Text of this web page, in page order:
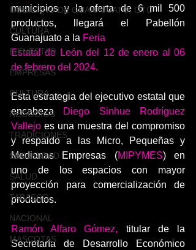
GOBIERNO DE GUANAJUATO, GTO
CULTURA
BIENESTAR
EMPRESAS
CULTURA
NEGOCIOS
TRADICIONES
SEGURIDAD
SALUD
TABASCO
NACIONAL
MASCOTAS
municipios y la oferta de 6 mil 500
productos, llegará el Pabellón
Guanajuato a la Feria
Estatal de León del 12 de enero al 06
de febrero del 2024.
Esta estrategia del ejecutivo estatal que
encabeza Diego Sinhue Rodríguez
Vallejo es una muestra del compromiso
y respaldo a las Micro, Pequeñas y
Medianas Empresas (MIPYMES) en
uno de los espacios con mayor
proyección para comercialización de
productos.
Ramón Alfaro Gómez, titular de la
Secretaría de Desarrollo Económico